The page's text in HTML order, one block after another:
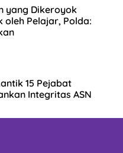
yang Dikeroyok
oleh Pelajar, Polda:
15 Pejabat
Integritas ASN